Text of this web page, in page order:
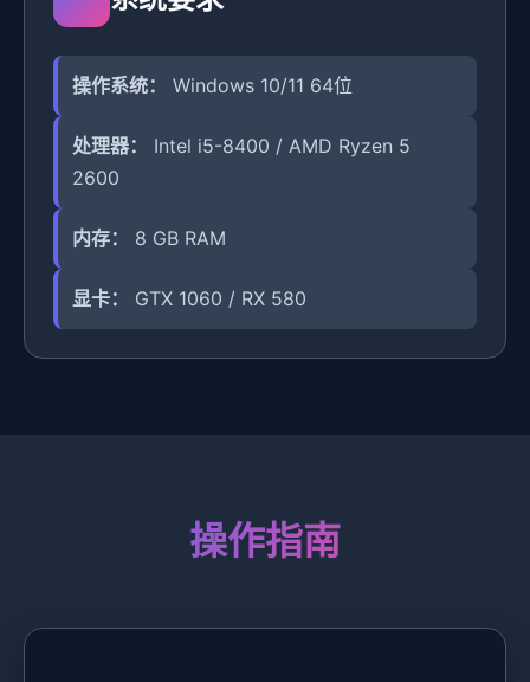
操作系统： Windows 10/11 64位
处理器：
Intel i5-8400 / AMD Ryzen 5
2600
内存： 8 GB RAM
显卡： GTX 1060 / RX 580
操作指南